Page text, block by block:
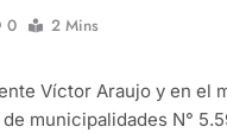
0 2 Mins
Víctor Araujo y en el
municipalidades N°